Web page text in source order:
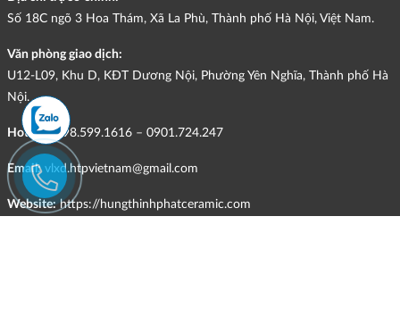
Số 18C ngõ 3 Hoa Thám, Xã La Phù, Thành phố Hà Nội, Việt Nam.
Văn phòng giao dịch:
U12-L09, Khu D, KĐT Dương Nội, Phường Yên Nghĩa, Thành phố Hà
Nội.
Hotline:098.599.1616 – 0901.724.247
Email: vlxd.htpvietnam@gmail.com
Website: https://hungthinhphatceramic.com